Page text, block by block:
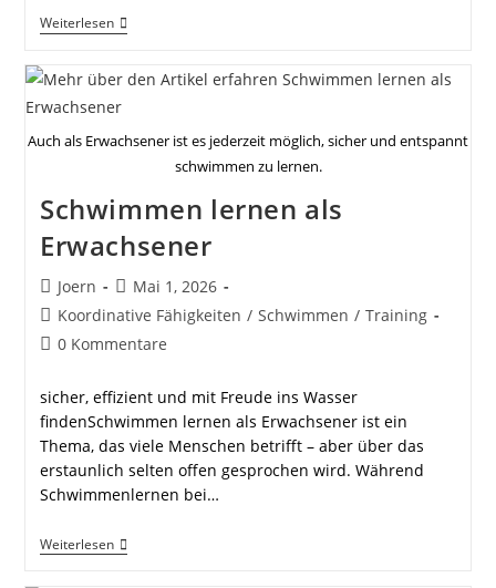
WeiterlesenDenkfehler
Beim
Auch als Erwachsener ist es jederzeit möglich, sicher und entspannt
schwimmen zu lernen.
Schwimmen lernen als
Erwachsener
Beitrags-
Autor:
Joern
Beitrag
veröffentlicht:
Mai 1, 2026
Beitrags-
Kategorie:
Koordinative Fähigkeiten / Schwimmen / Training
Beitrags-
0 Kommentare
sicher, effizient und mit Freude ins Wasser
findenSchwimmen lernen als Erwachsener ist ein
Thema, das viele Menschen betrifft – aber über das
erstaunlich selten offen gesprochen wird. Während
Schwimmenlernen bei…
WeiterlesenSchwimmen
Lernen